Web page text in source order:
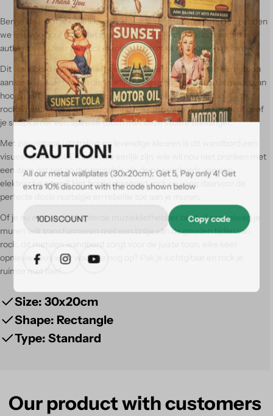
Ben je klaar om je innerlijkerocksterwakker te schudden? Dan hebben
we iets voor jou! Ons Metalen Wandbord - Rock Music brengt de
authentieke sfeer van rock 'n roll rechtstreeks naar jouw huiskamer.
Dit wandbord is niet zomaar een decoratiestuk; het is een eerbetoon
aan de muzikale helden die je altijd hebben geïnspireerd. Gemaakt van
hoogwaardig metaal, is het duurzaam genoeg om jouw dagelijkse
rockavonturen te weerstaan. Hang het op in jouw muziekhoek of geef
je slaapkamer een speelse touch met deze stoere blikvanger.
Met zijn vintage uitstraling en levendige kleuren is dit wandbord een
visueel spektakel. En laten we eerlijk zijn, wie wil nou niet pronken met
een item dat net zo dynamisch is als de powerchords van een
elektrische gitaar? Het bord schreeuwt rock en voeg daarvoor de
perfecte dosis nostalgie en rebellie toe aan je muren.
Of je nu een doorgewinterde muziekliefhebber bent of simpelweg je
muren wilt transformeren met een tintje van de gouden tijden van
rock, dit metalen wandbord zorgt voor de juiste toon, elke keer
opnieuw. Dus waar wacht je nog op? Pak je luchtgitaar en rock je
ruimte met flair!
Size: 30x20cm
Shape: Rectangle
Type: Standard
Our product with customers
CAUTION!
All our metal wallplates (30x20cm): Get 5, Pay only 4! Get
extra 10% discount with the code shown below
Copy code
Facebook